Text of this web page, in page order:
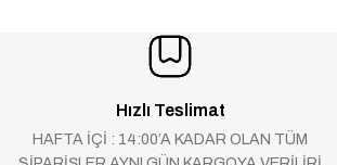
Hızlı Teslimat
HAFTA İÇİ : 14:00’A KADAR OLAN TÜM